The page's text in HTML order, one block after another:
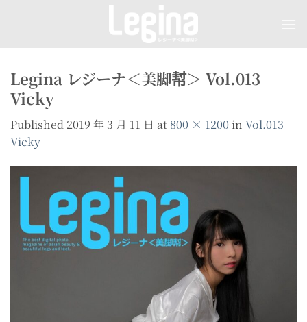
Legina レジーナ＜美脚幇＞ Vol.013
Vicky
Published 2019 年 3 月 11 日 at 800 × 1200 in Vol.013
Vicky